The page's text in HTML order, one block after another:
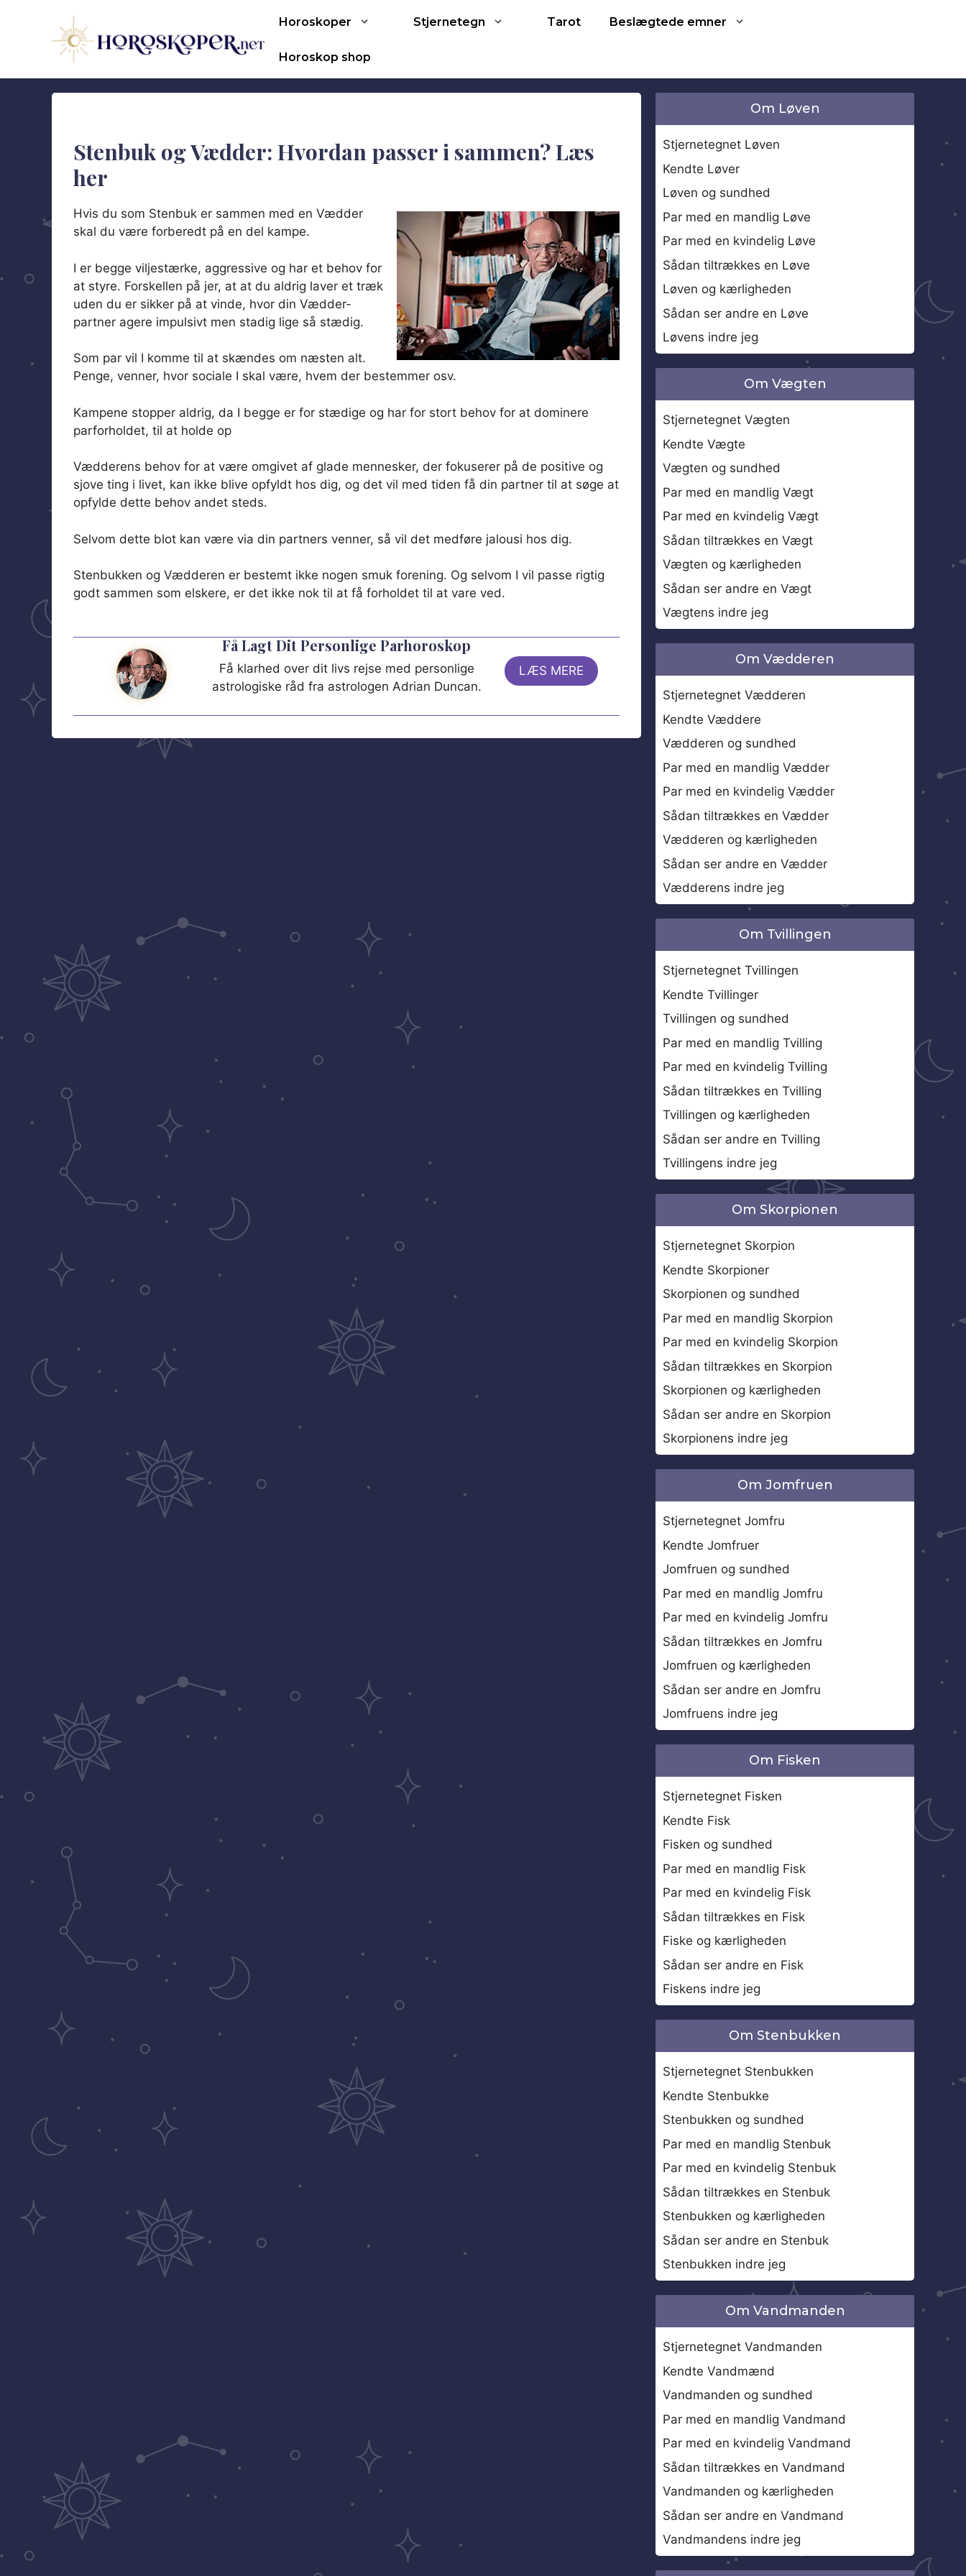
Horoskoper Stjernetegn Tarot Beslægtede emner
Horoskop shop
Stenbuk og Vædder: Hvordan passer i sammen? Læs
her
Hvis du som Stenbuk er sammen med en Vædder
skal du være forberedt på en del kampe.
I er begge viljestærke, aggressive og har et behov for
at styre. Forskellen på jer, at at du aldrig laver et træk
uden du er sikker på at vinde, hvor din Vædder-
partner agere impulsivt men stadig lige så stædig.
Som par vil I komme til at skændes om næsten alt.
Penge, venner, hvor sociale I skal være, hvem der bestemmer osv.
Kampene stopper aldrig, da I begge er for stædige og har for stort behov for at dominere
parforholdet, til at holde op
Vædderens behov for at være omgivet af glade mennesker, der fokuserer på de positive og
sjove ting i livet, kan ikke blive opfyldt hos dig, og det vil med tiden få din partner til at søge at
opfylde dette behov andet steds.
Selvom dette blot kan være via din partners venner, så vil det medføre jalousi hos dig.
Stenbukken og Vædderen er bestemt ikke nogen smuk forening. Og selvom I vil passe rigtig
godt sammen som elskere, er det ikke nok til at få forholdet til at vare ved.
Få Lagt Dit Personlige Parhoroskop
Få klarhed over dit livs rejse med personlige
astrologiske råd fra astrologen Adrian Duncan.
LÆS MERE
Om Løven
Stjernetegnet Løven
Kendte Løver
Løven og sundhed
Par med en mandlig Løve
Par med en kvindelig Løve
Sådan tiltrækkes en Løve
Løven og kærligheden
Sådan ser andre en Løve
Løvens indre jeg
Om Vægten
Stjernetegnet Vægten
Kendte Vægte
Vægten og sundhed
Par med en mandlig Vægt
Par med en kvindelig Vægt
Sådan tiltrækkes en Vægt
Vægten og kærligheden
Sådan ser andre en Vægt
Vægtens indre jeg
Om Vædderen
Stjernetegnet Vædderen
Kendte Væddere
Vædderen og sundhed
Par med en mandlig Vædder
Par med en kvindelig Vædder
Sådan tiltrækkes en Vædder
Vædderen og kærligheden
Sådan ser andre en Vædder
Vædderens indre jeg
Om Tvillingen
Stjernetegnet Tvillingen
Kendte Tvillinger
Tvillingen og sundhed
Par med en mandlig Tvilling
Par med en kvindelig Tvilling
Sådan tiltrækkes en Tvilling
Tvillingen og kærligheden
Sådan ser andre en Tvilling
Tvillingens indre jeg
Om Skorpionen
Stjernetegnet Skorpion
Kendte Skorpioner
Skorpionen og sundhed
Par med en mandlig Skorpion
Par med en kvindelig Skorpion
Sådan tiltrækkes en Skorpion
Skorpionen og kærligheden
Sådan ser andre en Skorpion
Skorpionens indre jeg
Om Jomfruen
Stjernetegnet Jomfru
Kendte Jomfruer
Jomfruen og sundhed
Par med en mandlig Jomfru
Par med en kvindelig Jomfru
Sådan tiltrækkes en Jomfru
Jomfruen og kærligheden
Sådan ser andre en Jomfru
Jomfruens indre jeg
Om Fisken
Stjernetegnet Fisken
Kendte Fisk
Fisken og sundhed
Par med en mandlig Fisk
Par med en kvindelig Fisk
Sådan tiltrækkes en Fisk
Fiske og kærligheden
Sådan ser andre en Fisk
Fiskens indre jeg
Om Stenbukken
Stjernetegnet Stenbukken
Kendte Stenbukke
Stenbukken og sundhed
Par med en mandlig Stenbuk
Par med en kvindelig Stenbuk
Sådan tiltrækkes en Stenbuk
Stenbukken og kærligheden
Sådan ser andre en Stenbuk
Stenbukken indre jeg
Om Vandmanden
Stjernetegnet Vandmanden
Kendte Vandmænd
Vandmanden og sundhed
Par med en mandlig Vandmand
Par med en kvindelig Vandmand
Sådan tiltrækkes en Vandmand
Vandmanden og kærligheden
Sådan ser andre en Vandmand
Vandmandens indre jeg